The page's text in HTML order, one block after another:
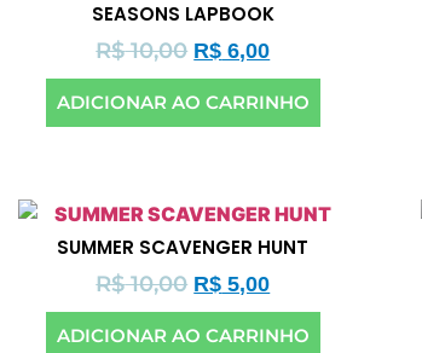
SEASONS LAPBOOK
R$10,00 R$ 6,00
ADICIONAR AO CARRINHO
SUMMER SCAVENGER HUNT
R$10,00 R$ 5,00
ADICIONAR AO CARRINHO